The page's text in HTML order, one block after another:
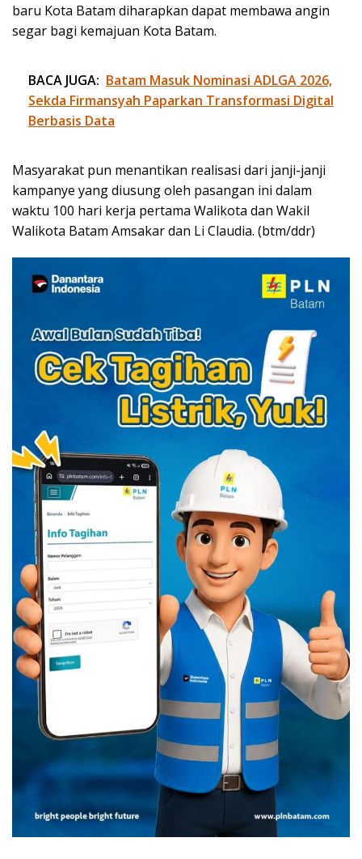
baru Kota Batam diharapkan dapat membawa angin
segar bagi kemajuan Kota Batam.
BACA JUGA: Batam Masuk Nominasi ADLGA 2026,
Sekda Firmansyah Paparkan Transformasi Digital
Berbasis Data
Masyarakat pun menantikan realisasi dari janji-janji
kampanye yang diusung oleh pasangan ini dalam
waktu 100 hari kerja pertama Walikota dan Wakil
Walikota Batam Amsakar dan Li Claudia. (btm/ddr)